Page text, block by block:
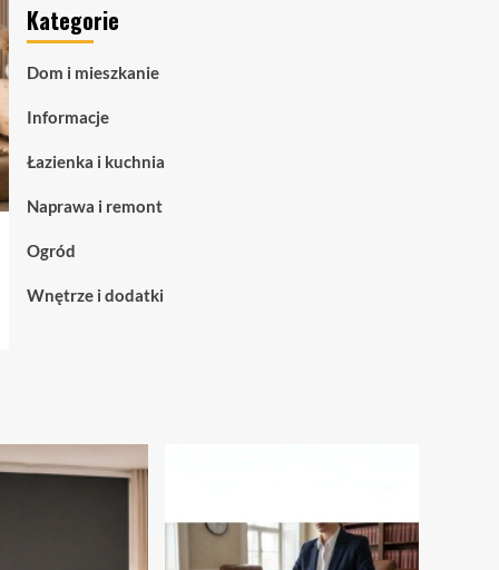
Rolety
zaciemniające
–
naprawdę
i
warto
Kategorie
Dom i mieszkanie
Informacje
Łazienka i kuchnia
Naprawa i remont
Ogród
Wnętrze i dodatki